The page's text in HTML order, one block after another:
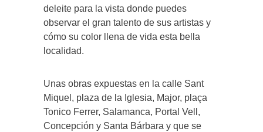
deleite para la vista donde puedes
observar el gran talento de sus artistas y
cómo su color llena de vida esta bella
localidad.
Unas obras expuestas en la calle Sant
Miquel, plaza de la Iglesia, Major, plaça
Tonico Ferrer, Salamanca, Portal Vell,
Concepción y Santa Bárbara y que se